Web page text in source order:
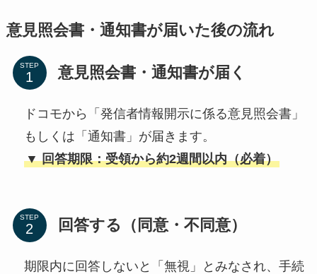
意見照会書・通知書が届いた後の流れ
STEP 意見照会書・通知書が届く
ドコモから「発信者情報開示に係る意見照会書」
もしくは「通知書」が届きます。
▼ 回答期限：受領から約2週間以内（必着）
STEP 回答する（同意・不同意）
期限内に回答しないと「無視」とみなされ、手続